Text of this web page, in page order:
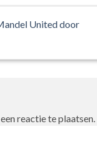
United door
reactie te plaatsen.